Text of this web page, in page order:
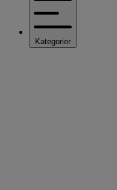
Kategorier